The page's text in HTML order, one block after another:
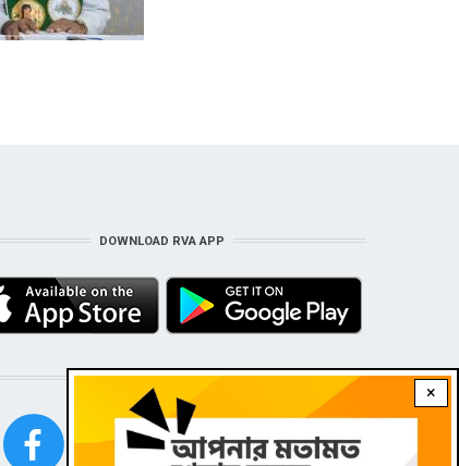
×
DOWNLOAD RVA APP
STAY CONNECTED WITH US!